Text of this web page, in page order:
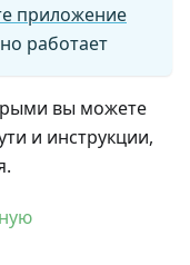
приложение
работает
вы можете
и инструкции,